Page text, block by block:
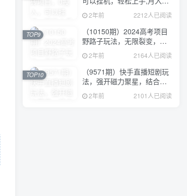
3000+上不封顶
2年前 2212人已阅读
（10150期）2024高考项目
野路子玩法，无限裂变，最
高一天1W＋！
2年前 2164人已阅读
TOP9
（9571期）快手直播短剧玩
法，强开磁力聚星，结合多
种变现方式日入600+
2年前 2101人已阅读
TOP10